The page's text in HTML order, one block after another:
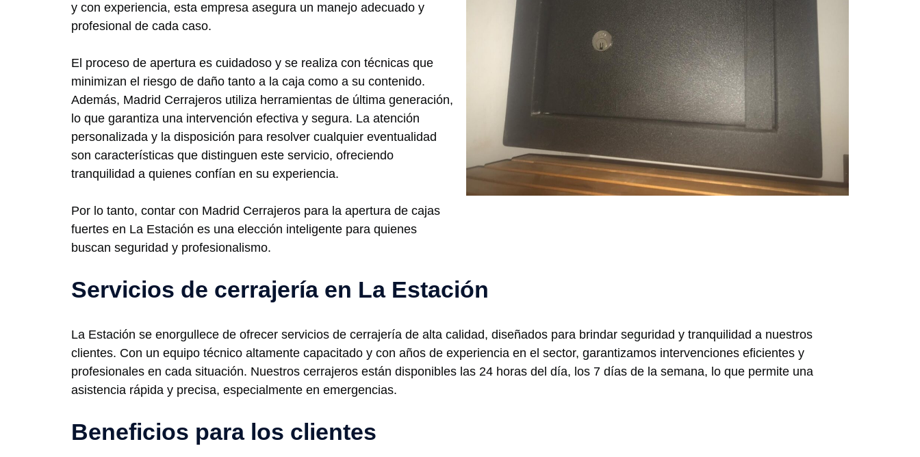
y con experiencia, esta empresa asegura un manejo adecuado y
profesional de cada caso.
El proceso de apertura es cuidadoso y se realiza con técnicas que
minimizan el riesgo de daño tanto a la caja como a su contenido.
Además, Madrid Cerrajeros utiliza herramientas de última generación,
lo que garantiza una intervención efectiva y segura. La atención
personalizada y la disposición para resolver cualquier eventualidad
son características que distinguen este servicio, ofreciendo
tranquilidad a quienes confían en su experiencia.
Por lo tanto, contar con Madrid Cerrajeros para la apertura de cajas
fuertes en La Estación es una elección inteligente para quienes
buscan seguridad y profesionalismo.
Servicios de cerrajería en La Estación
La Estación se enorgullece de ofrecer servicios de cerrajería de alta calidad, diseñados para brindar seguridad y tranquilidad a nuestros
clientes. Con un equipo técnico altamente capacitado y con años de experiencia en el sector, garantizamos intervenciones eficientes y
profesionales en cada situación. Nuestros cerrajeros están disponibles las 24 horas del día, los 7 días de la semana, lo que permite una
asistencia rápida y precisa, especialmente en emergencias.
Beneficios para los clientes